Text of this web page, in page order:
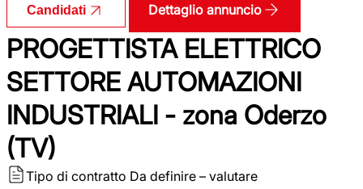
Candidati Dettaglio annuncio
PROGETTISTA ELETTRICO
SETTORE AUTOMAZIONI
INDUSTRIALI - zona Oderzo
(TV)
Tipo di contratto Da definire – valutare